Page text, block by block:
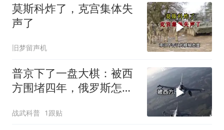
莫斯科炸了，克宫集体失
声了
旧梦留声机
普京下了一盘大棋：被西
方围堵四年，俄罗斯怎么
战武科普 1跟贴